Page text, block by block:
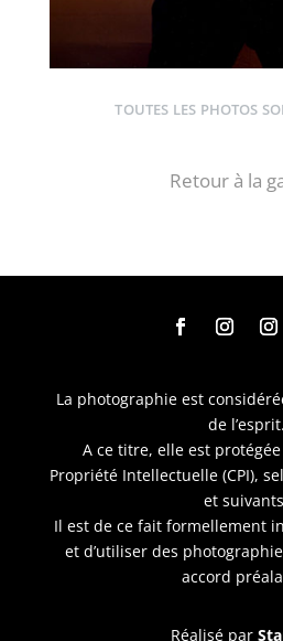
TOUTES LES PHOTOS
Retour à la
La photographie est
de l’esprit.
A ce titre, elle est
Propriété Intellectuelle (CPI),
et
Il est de ce fait formellement
et d’utiliser des
accord
Réalisé par